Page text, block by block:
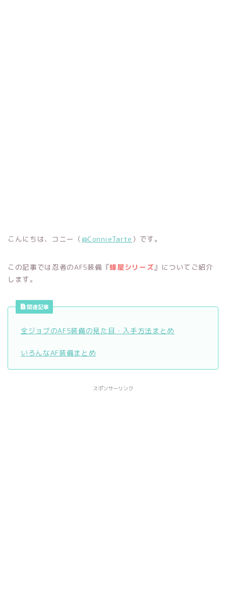
こんにちは、コニー（ @ConnieTarte ）です。
この記事では忍者のAF5装備『蜂屋シリーズ 』についてご紹介
します。
関連記事
全ジョブのAF5装備の見た目・入手方法まとめ
いろんなAF装備まとめ
スポンサーリンク